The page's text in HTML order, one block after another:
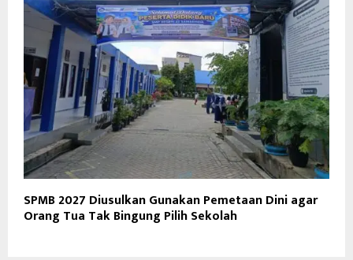
SPMB 2027 Diusulkan Gunakan Pemetaan Dini agar
Orang Tua Tak Bingung Pilih Sekolah